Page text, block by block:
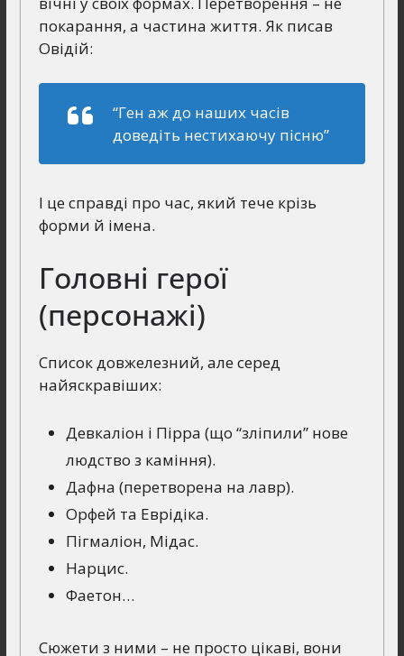
покарання, а частина життя. Як писав
Овідій:
“Ген аж до наших часів
доведіть нестихаючу пісню”
І це справді про час, який тече крізь
форми й імена.
Головні герої
(персонажі)
Список довжелезний, але серед
найяскравіших:
Девкаліон і Пірра (що “зліпили” нове
людство з каміння).
Дафна (перетворена на лавр).
Орфей та Еврідіка.
Пігмаліон, Мідас.
Нарцис.
Фаетон…
Сюжети з ними – не просто цікаві, вони